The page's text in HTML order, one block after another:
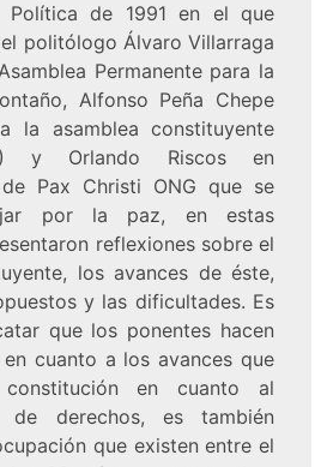
Política de 1991 en el que
politólogo Álvaro Villarraga
Permanente para la
Alfonso Peña Chepe
la asamblea constituyente
y Orlando Riscos en
de Pax Christi ONG que se
por la paz, en estas
reflexiones sobre el
los avances de éste,
y las dificultades. Es
que los ponentes hacen
cuanto a los avances que
en cuanto al
de derechos, es también
que existen entre el